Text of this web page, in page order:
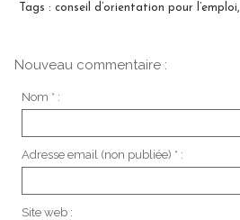
Tags : conseil d’orientation pour l’emploi,
Nouveau commentaire :
Nom * :
Adresse email (non publiée) * :
Site web :